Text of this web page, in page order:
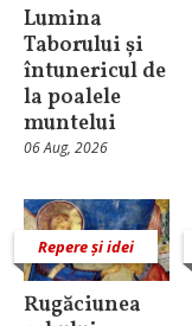
Lumina
Taborului și
întunericul de
la poalele
muntelui
06 Aug, 2026
Repere și idei
Rugăciunea